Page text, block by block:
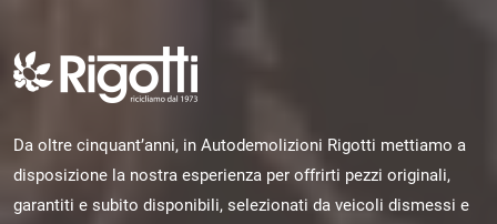
Da oltre cinquant’anni, in Autodemolizioni Rigotti mettiamo a
disposizione la nostra esperienza per offrirti pezzi originali,
garantiti e subito disponibili, selezionati da veicoli dismessi e